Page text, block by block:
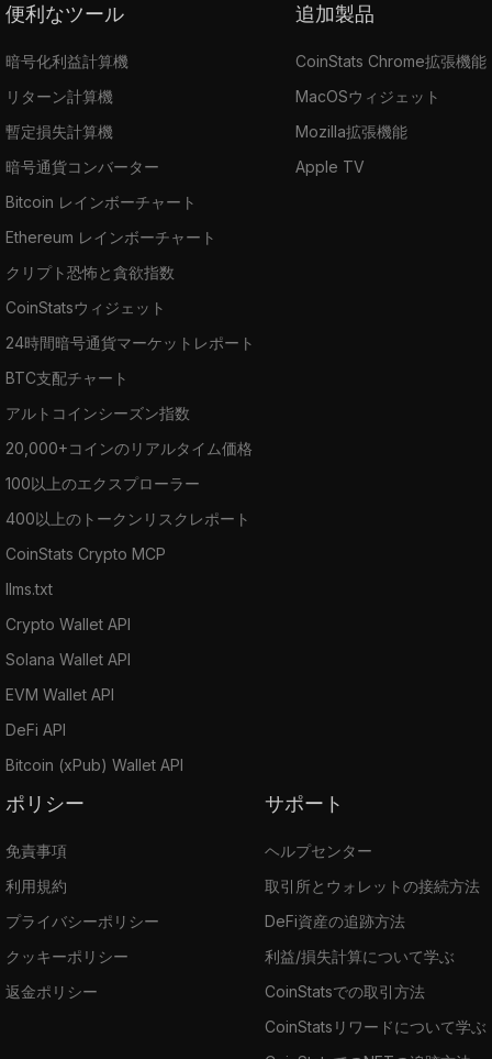
便利なツール
暗号化利益計算機
リターン計算機
暫定損失計算機
暗号通貨コンバーター
Bitcoin レインボーチャート
Ethereum レインボーチャート
クリプト恐怖と貪欲指数
CoinStatsウィジェット
24時間暗号通貨マーケットレポート
BTC支配チャート
アルトコインシーズン指数
20,000+コインのリアルタイム価格
100以上のエクスプローラー
400以上のトークンリスクレポート
CoinStats Crypto MCP
llms.txt
Crypto Wallet API
Solana Wallet API
EVM Wallet API
DeFi API
Bitcoin (xPub) Wallet API
追加製品
CoinStats Chrome拡張機能
MacOSウィジェット
Mozilla拡張機能
Apple TV
ポリシー
免責事項
利用規約
プライバシーポリシー
クッキーポリシー
返金ポリシー
サポート
ヘルプセンター
取引所とウォレットの接続方法
DeFi資産の追跡方法
利益/損失計算について学ぶ
CoinStatsでの取引方法
CoinStatsリワードについて学ぶ